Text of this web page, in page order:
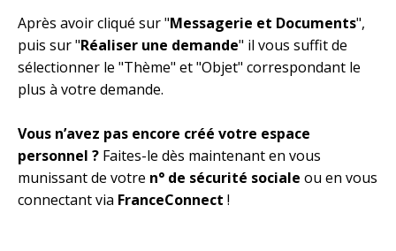
Après avoir cliqué sur "Messagerie et Documents",
puis sur "Réaliser une demande" il vous suffit de
sélectionner le "Thème" et "Objet" correspondant le
plus à votre demande.
Vous n’avez pas encore créé votre espace
personnel ? Faites-le dès maintenant en vous
munissant de votre n° de sécurité sociale ou en vous
connectant via FranceConnect !